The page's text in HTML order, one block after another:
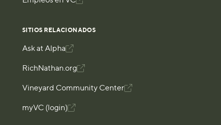
SITIOS RELACIONADOS
Ask at Alpha
RichNathan.org
Vineyard Community Center
myVC (login)